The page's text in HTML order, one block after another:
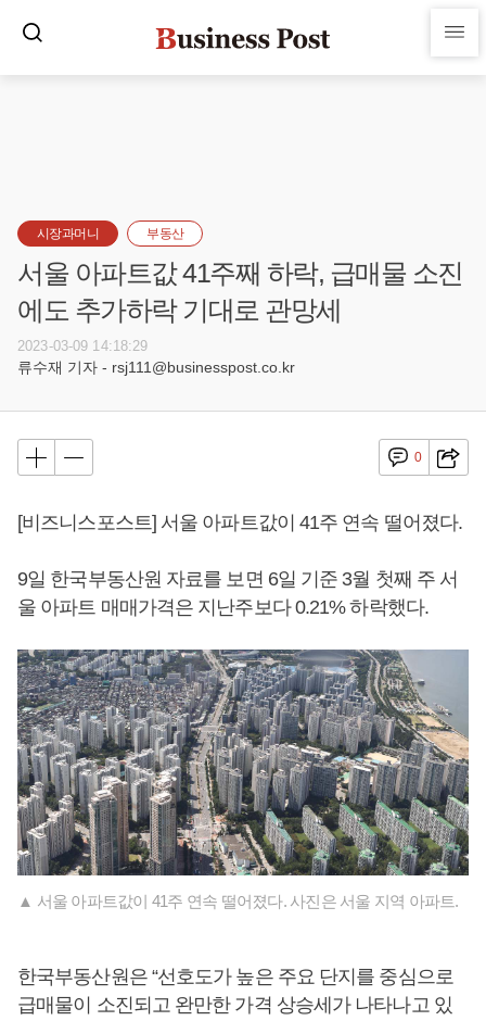
시장과머니 부동산
서울 아파트값 41주째 하락, 급매물 소진
에도 추가하락 기대로 관망세
2023-03-09 14:18:29
류수재 기자 - rsj111@businesspost.co.kr
0
[비즈니스포스트] 서울 아파트값이 41주 연속 떨어졌다.
9일 한국부동산원 자료를 보면 6일 기준 3월 첫째 주 서
울 아파트 매매가격은 지난주보다 0.21% 하락했다.
▲ 서울 아파트값이 41주 연속 떨어졌다. 사진은 서울 지역 아파트.
한국부동산원은 “선호도가 높은 주요 단지를 중심으로
급매물이 소진되고 완만한 가격 상승세가 나타나고 있